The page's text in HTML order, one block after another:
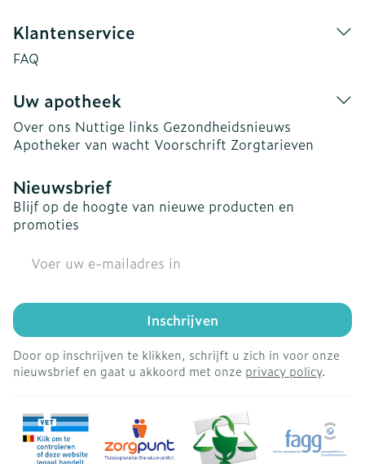
Klantenservice
FAQ
Uw apotheek
Over ons Nuttige links Gezondheidsnieuws
Apotheker van wacht Voorschrift Zorgtarieven
Nieuwsbrief
Blijf op de hoogte van nieuwe producten en
promoties
Inschrijven
Door op inschrijven te klikken, schrijft u zich in voor onze
nieuwsbrief en gaat u akkoord met onze privacy policy.